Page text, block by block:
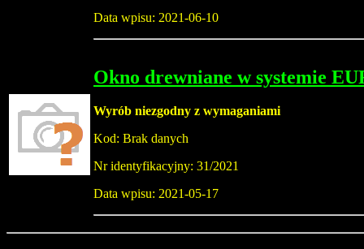
Data wpisu: 2021-06-10
Okno drewniane w systemie
Wyrób niezgodny z wymaganiami
Kod: Brak danych
Nr identyfikacyjny: 31/2021
Data wpisu: 2021-05-17